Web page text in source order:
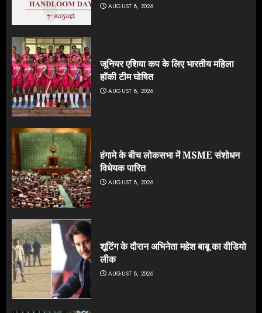
AUGUST 8, 2026
जूनियर एशिया कप के लिए भारतीय महिला
हॉकी टीम घोषित
AUGUST 8, 2026
हंगामे के बीच लोकसभा में MSME संशोधन
विधेयक पारित
AUGUST 8, 2026
शूटिंग के दौरान अभिनेता महेश बाबू का वीडियो
लीक
AUGUST 8, 2026